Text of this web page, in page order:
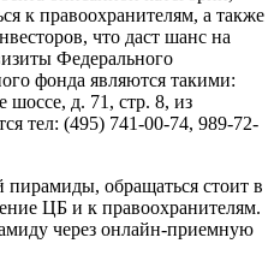
к правоохранителям, а также
что даст шанс на
Федерального
фонда являются такими:
шоссе, д. 71, стр. 8, из
тел: (495) 741-00-74, 989-72-
обращаться стоит в
ЦБ и к правоохранителям.
через онлайн-приемную